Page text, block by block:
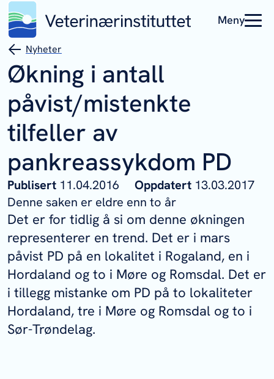
Meny
Nyheter
Økning i antall
påvist/mistenkte
tilfeller av
pankreassykdom PD
Publisert 11.04.2016 Oppdatert 13.03.2017
Denne saken er eldre enn to år
Det er for tidlig å si om denne økningen
representerer en trend. Det er i mars
påvist PD på en lokalitet i Rogaland, en i
Hordaland og to i Møre og Romsdal. Det er
i tillegg mistanke om PD på to lokaliteter
Hordaland, tre i Møre og Romsdal og to i
Sør-Trøndelag.